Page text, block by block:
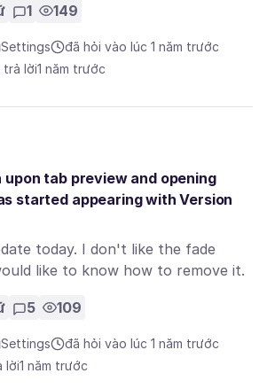
1 149
Settings
đã hỏi vào lúc 1 năm trước
trả lời1 năm trước
tab preview and opening
started appearing with Version
today. I don't like the fade
like to know how to remove it.
5 109
Settings
đã hỏi vào lúc 1 năm trước
lời1 năm trước